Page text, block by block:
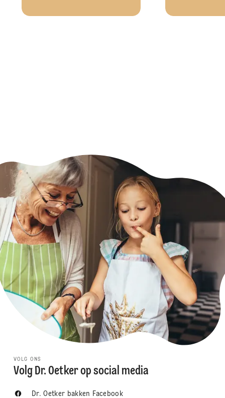
VOLG ONS
Volg Dr. Oetker op social media
Dr. Oetker bakken Facebook